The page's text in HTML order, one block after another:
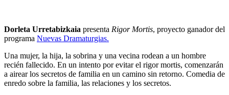
Dorleta Urretabizkaia presenta Rigor Mortis, proyecto ganador del
programa Nuevas Dramaturgias.
Una mujer, la hija, la sobrina y una vecina rodean a un hombre
recién fallecido. En un intento por evitar el rigor mortis, comenzarán
a airear los secretos de familia en un camino sin retorno. Comedia de
enredo sobre la familia, las relaciones y los secretos.